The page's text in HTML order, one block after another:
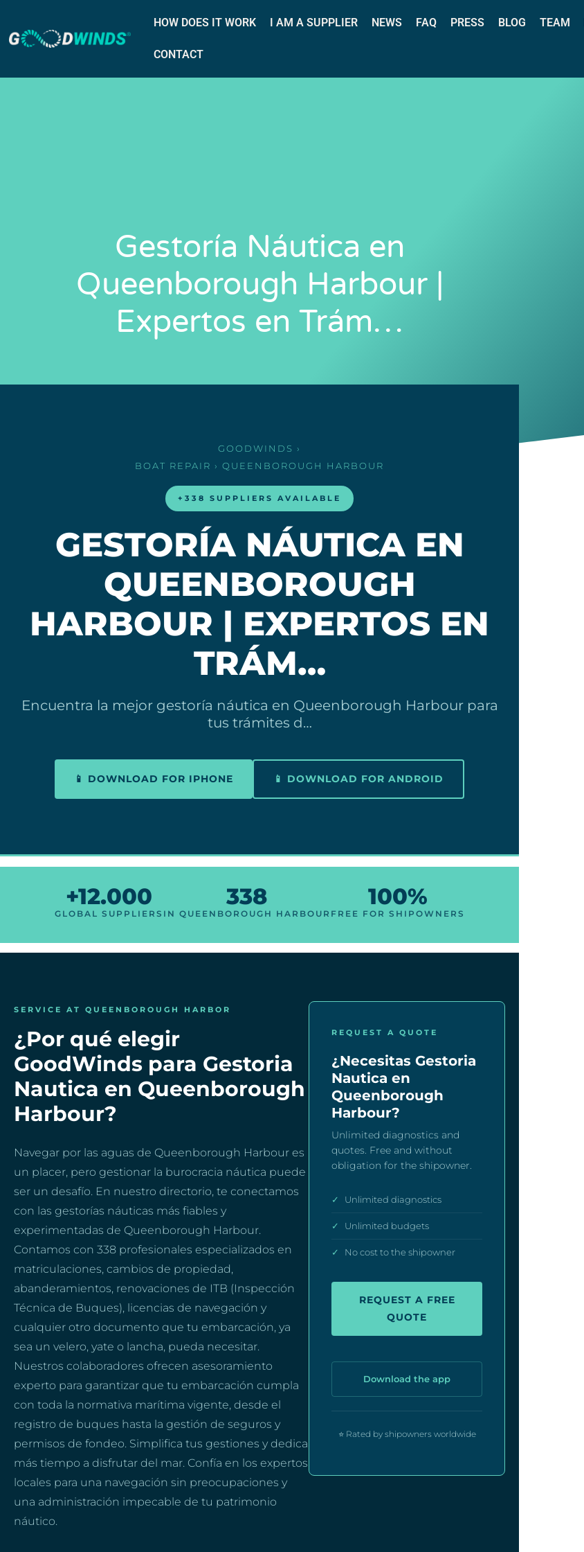
HOW DOES IT WORK I AM A SUPPLIER NEWS FAQ PRESS BLOG TEAM
CONTACT
Gestoría Náutica en
Queenborough Harbour |
Expertos en Trám…
GOODWINDS ›
BOAT REPAIR › QUEENBOROUGH HARBOUR
+338 SUPPLIERS AVAILABLE
GESTORÍA NÁUTICA EN
QUEENBOROUGH
HARBOUR | EXPERTOS EN
TRÁM…
Encuentra la mejor gestoría náutica en Queenborough Harbour para
tus trámites d…
📱 DOWNLOAD FOR IPHONE 📱 DOWNLOAD FOR ANDROID
+12.000
GLOBAL SUPPLIERS
338
IN QUEENBOROUGH HARBOUR
100%
FREE FOR SHIPOWNERS
SERVICE AT QUEENBOROUGH HARBOR
¿Por qué elegir
GoodWinds para Gestoria
Nautica en Queenborough
Harbour?
Navegar por las aguas de Queenborough Harbour es
un placer, pero gestionar la burocracia náutica puede
ser un desafío. En nuestro directorio, te conectamos
con las gestorías náuticas más fiables y
experimentadas de Queenborough Harbour.
Contamos con 338 profesionales especializados en
matriculaciones, cambios de propiedad,
abanderamientos, renovaciones de ITB (Inspección
Técnica de Buques), licencias de navegación y
cualquier otro documento que tu embarcación, ya
sea un velero, yate o lancha, pueda necesitar.
Nuestros colaboradores ofrecen asesoramiento
experto para garantizar que tu embarcación cumpla
con toda la normativa marítima vigente, desde el
registro de buques hasta la gestión de seguros y
permisos de fondeo. Simplifica tus gestiones y dedica
más tiempo a disfrutar del mar. Confía en los expertos
locales para una navegación sin preocupaciones y
una administración impecable de tu patrimonio
náutico.
REQUEST A QUOTE
¿Necesitas Gestoria
Nautica en
Queenborough
Harbour?
Unlimited diagnostics and
quotes. Free and without
obligation for the shipowner.
✓ Unlimited diagnostics
✓ Unlimited budgets
✓ No cost to the shipowner
REQUEST A FREE
QUOTE
Download the app
⭐ Rated by shipowners worldwide